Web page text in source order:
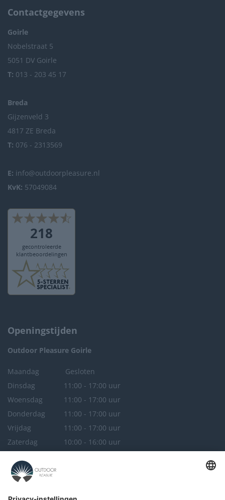
Openingstijden
Outdoor Pleasure Goirle
Maandag
Gesloten
Dinsdag
11:00 - 17:00 uur
Woensdag
11:00 - 17:00 uur
Donderdag
11:00 - 17:00 uur
Vrijdag
11:00 - 17:00 uur
Zaterdag
10:00 - 16:00 uur
Outdoor Pleasure
Contactgegevens
Goirle
Nobelstraat 5
5051 DV Goirle
T: 013 - 203 45 17
Breda
Gijzenveld 3
4817 ZE Breda
T: 076 - 2313569
E: info@outdoorpleasure.nl
KvK: 57049084